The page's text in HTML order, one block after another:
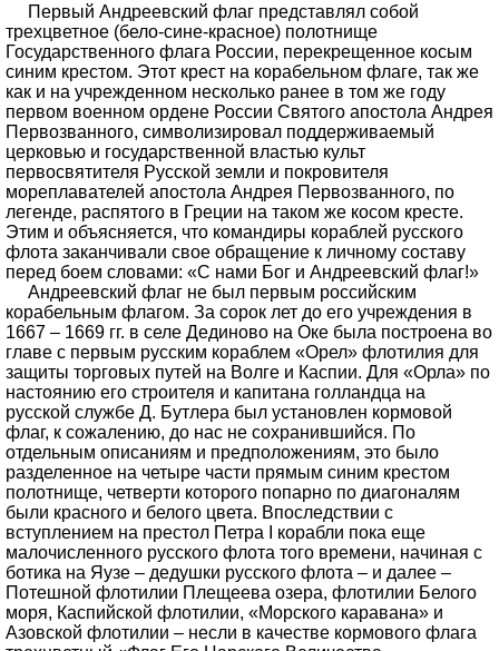
Первый Андреевский флаг представлял собой
трехцветное (бело-сине-красное) полотнище
Государственного флага России, перекрещенное косым
синим крестом. Этот крест на корабельном флаге, так же
как и на учрежденном несколько ранее в том же году
первом военном ордене России Святого апостола Андрея
Первозванного, символизировал поддерживаемый
церковью и государственной властью культ
первосвятителя Русской земли и покровителя
мореплавателей апостола Андрея Первозванного, по
легенде, распятого в Греции на таком же косом кресте.
Этим и объясняется, что командиры кораблей русского
флота заканчивали свое обращение к личному составу
перед боем словами: «С нами Бог и Андреевский флаг!»
Андреевский флаг не был первым российским
корабельным флагом. За сорок лет до его учреждения в
1667 – 1669 гг. в селе Дединово на Оке была построена во
главе с первым русским кораблем «Орел» флотилия для
защиты торговых путей на Волге и Каспии. Для «Орла» по
настоянию его строителя и капитана голландца на
русской службе Д. Бутлера был установлен кормовой
флаг, к сожалению, до нас не сохранившийся. По
отдельным описаниям и предположениям, это было
разделенное на четыре части прямым синим крестом
полотнище, четверти которого попарно по диагоналям
были красного и белого цвета. Впоследствии с
вступлением на престол Петра I корабли пока еще
малочисленного русского флота того времени, начиная с
ботика на Яузе – дедушки русского флота – и далее –
Потешной флотилии Плещеева озера, флотилии Белого
моря, Каспийской флотилии, «Морского каравана» и
Азовской флотилии – несли в качестве кормового флага